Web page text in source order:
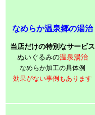
なめらか温泉郷の湯治
当店だけの特別なサービス
ぬいぐるみの温泉湯治
なめらか加工の具体例
効果がない事例もあります